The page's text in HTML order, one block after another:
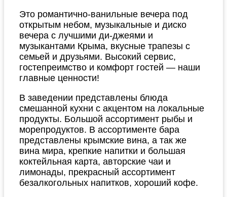
Это романтично-ванильные вечера под
открытым небом, музыкальные и диско
вечера с лучшими ди-джеями и
музыкантами Крыма, вкусные трапезы с
семьей и друзьями. Высокий сервис,
гостепреимство и комфорт гостей — наши
главные ценности!
В заведении представлены блюда
смешанной кухни с акцентом на локальные
продукты. Большой ассортимент рыбы и
морепродуктов. В ассортименте бара
представлены крымские вина, а так же
вина мира, крепкие напитки и большая
коктейльная карта, авторские чаи и
лимонады, прекрасный ассортимент
безалкогольных напитков, хороший кофе.